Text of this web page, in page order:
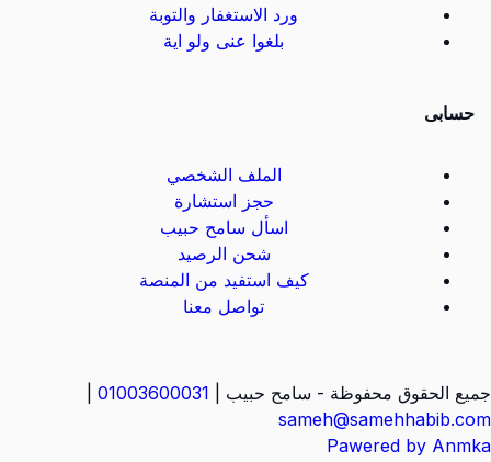
ورد الاستغفار والتوبة
بلغوا عنى ولو اية
حسابى
الملف الشخصي
حجز استشارة
اسأل سامح حبيب
شحن الرصيد
كيف استفيد من المنصة
تواصل معنا
جميع الحقوق محفوظة - سامح حبيب | 01003600031
sameh@samehhabib.com
Pawered by Anmka